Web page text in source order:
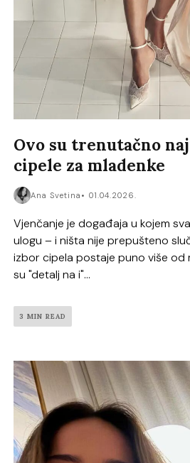
Ovo su trenutačno
cipele za mladenke
Ana Svetina 01.04.2026.
Vjenčanje je događaja u kojem
ulogu – i ništa nije prepušteno
izbor cipela postaje puno više od
su "detalj na i"...
3 MIN READ